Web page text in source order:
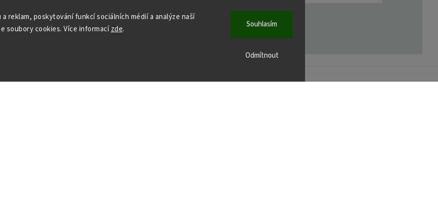
reklam, poskytování funkcí sociálních médií a analýze naší
soubory cookies. Více informacízde.
Odmítnout
Souhlasím
osobních údajů Přihlásit se